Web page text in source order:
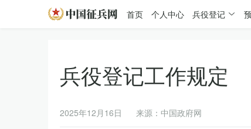
首页 个人中心 兵役登记
兵役登记工作规定
2025年12月16日 来源：中国政府网